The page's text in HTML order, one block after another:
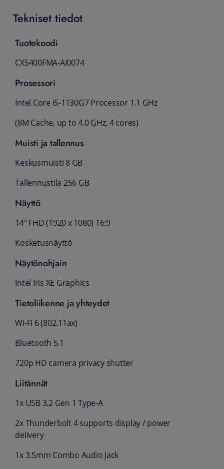
Tekniset tiedot
Tuotekoodi
CX5400FMA-AI0074
Prosessori
Intel Core i5-1130G7 Processor 1.1 GHz
(8M Cache, up to 4.0 GHz, 4 cores)
Muisti ja tallennus
Keskusmuisti 8 GB
Tallennustila 256 GB
Näyttö
14" FHD (1920 x 1080) 16:9
Kosketusnäyttö
Näytönohjain
Intel Iris XE Graphics
Tietoliikenne ja yhteydet
Wi-Fi 6 (802.11ax)
Bluetooth 5.1
720p HD camera privacy shutter
Liitännät
1x USB 3.2 Gen 1 Type-A
2x Thunderbolt 4 supports display / power
delivery
1x 3.5mm Combo Audio Jack